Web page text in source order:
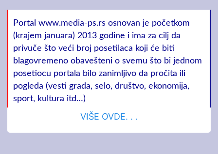
Portal www.media-ps.rs osnovan je početkom
(krajem januara) 2013 godine i ima za cilj da
privuče što veći broj posetilaca koji će biti
blagovremeno obavešteni o svemu što bi jednom
posetiocu portala bilo zanimljivo da pročita ili
pogleda (vesti grada, selo, društvo, ekonomija,
sport, kultura itd…)
VIŠE OVDE. . .